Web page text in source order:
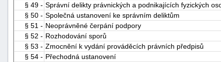
§ 49 - Správní delikty právnických a podnikajících fyzických
§ 50 - Společná ustanovení ke správním deliktům
§ 51 - Neoprávněné čerpání podpory
§ 52 - Rozhodování sporů
§ 53 - Zmocnění k vydání prováděcích právních předpisů
§ 54 - Přechodná ustanovení